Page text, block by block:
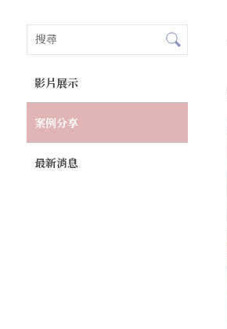
影片展示
案例分享
最新消息